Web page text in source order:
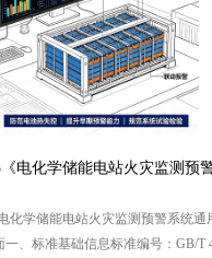
《电化学储能电站火灾监测预
化学储能电站火灾监测预警系统
、标准基础信息标准编号：GB/T